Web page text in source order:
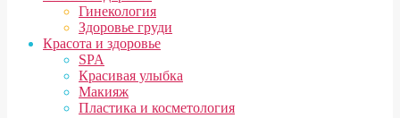
Гинекология
Здоровье груди
Красота и здоровье
SPA
Красивая улыбка
Макияж
Пластика и косметология